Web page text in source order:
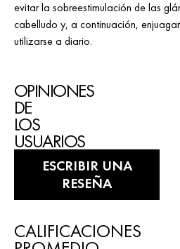
evitar la sobreestimulación de las
cabelludo y, a continuación,
utilizarse a diario.
OPINIONES
DE
LOS
USUARIOS
ESCRIBIR UNA
RESEÑA
CALIFICACIONES